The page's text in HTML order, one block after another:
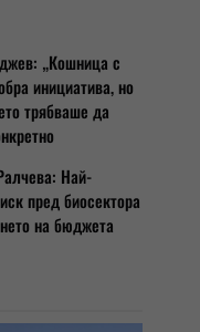
„Кошница с
инициатива, но
трябваше да
Най-
пред биосектора
на бюджета